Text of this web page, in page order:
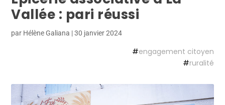
Vallée : pari réussi
par Hélène Galiana |30 janvier 2024
#engagement citoyen
#ruralité